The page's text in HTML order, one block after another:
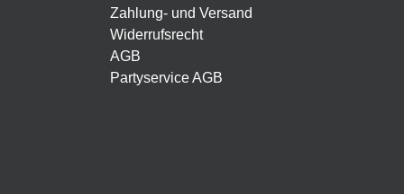
Zahlung- und Versand
Widerrufsrecht
AGB
Partyservice AGB